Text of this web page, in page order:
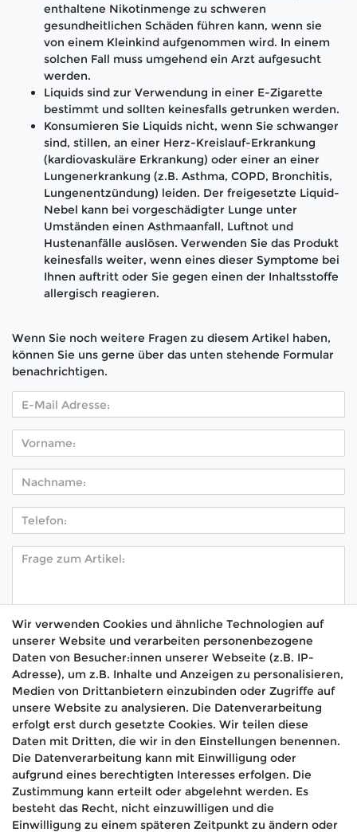
enthaltene Nikotinmenge zu schweren
gesundheitlichen Schäden führen kann, wenn sie
von einem Kleinkind aufgenommen wird. In einem
solchen Fall muss umgehend ein Arzt aufgesucht
werden.
Liquids sind zur Verwendung in einer E-Zigarette
bestimmt und sollten keinesfalls getrunken werden.
Konsumieren Sie Liquids nicht, wenn Sie schwanger
sind, stillen, an einer Herz-Kreislauf-Erkrankung
(kardiovaskuläre Erkrankung) oder einer an einer
Lungenerkrankung (z.B. Asthma, COPD, Bronchitis,
Lungenentzündung) leiden. Der freigesetzte Liquid-
Nebel kann bei vorgeschädigter Lunge unter
Umständen einen Asthmaanfall, Luftnot und
Hustenanfälle auslösen. Verwenden Sie das Produkt
keinesfalls weiter, wenn eines dieser Symptome bei
Ihnen auftritt oder Sie gegen einen der Inhaltsstoffe
allergisch reagieren.
Wenn Sie noch weitere Fragen zu diesem Artikel haben,
können Sie uns gerne über das unten stehende Formular
benachrichtigen.
Hiermit bestätige ich, dass ich dieDaten­schutz­
erklärung gelesen habe. *
Absenden
🚚 Schneller Versand
📦 Kostenloser Versand ab 75 €
📞 Kostenlose Beratung per Telefon &
Wir verwenden Cookies und ähnliche Technologien auf
unserer Website und verarbeiten personenbezogene
Daten von Besucher:innen unserer Webseite (z.B. IP-
Adresse), um z.B. Inhalte und Anzeigen zu personalisieren,
Medien von Drittanbietern einzubinden oder Zugriffe auf
unsere Website zu analysieren. Die Datenverarbeitung
erfolgt erst durch gesetzte Cookies. Wir teilen diese
Daten mit Dritten, die wir in den Einstellungen benennen.
Die Datenverarbeitung kann mit Einwilligung oder
aufgrund eines berechtigten Interesses erfolgen. Die
Zustimmung kann erteilt oder abgelehnt werden. Es
besteht das Recht, nicht einzuwilligen und die
Einwilligung zu einem späteren Zeitpunkt zu ändern oder